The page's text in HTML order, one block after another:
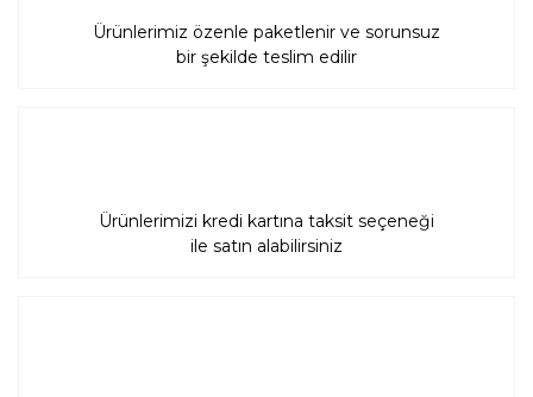
Ürünlerimiz özenle paketlenir ve sorunsuz
bir şekilde teslim edilir
Ürünlerimizi kredi kartına taksit seçeneği
ile satın alabilirsiniz